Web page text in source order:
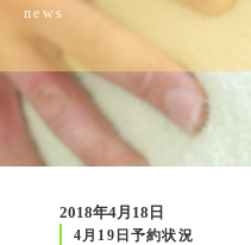
news
2018年4月18日
4月19日予約状況